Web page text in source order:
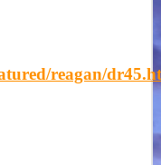
reagan/